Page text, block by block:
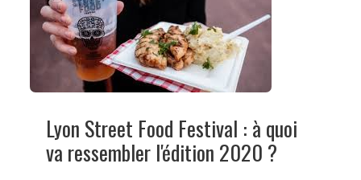
Lyon Street Food Festival : à quoi
va ressembler l'édition 2020 ?